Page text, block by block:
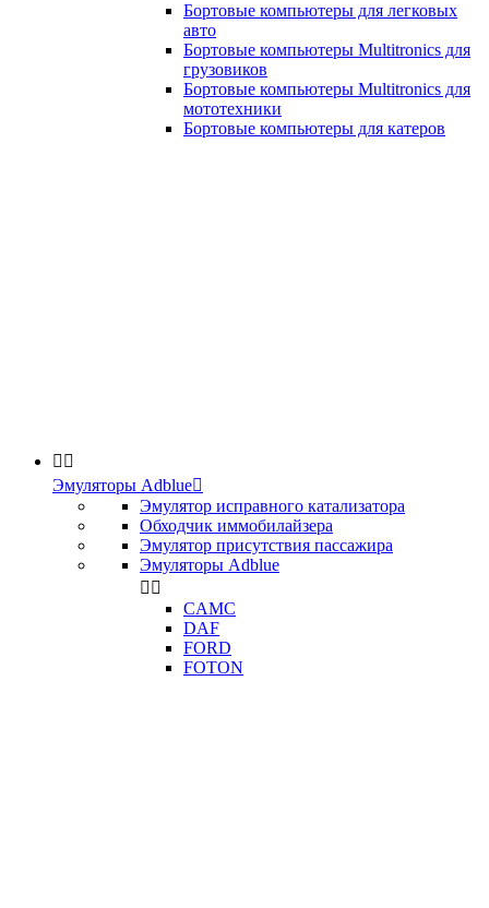
Бортовые компьютеры для легковых
авто
Бортовые компьютеры Multitronics для
грузовиков
Бортовые компьютеры Multitronics для
мототехники
Бортовые компьютеры для катеров
 
Эмуляторы Adblue
Эмулятор исправного катализатора
Обходчик иммобилайзера
Эмулятор присутствия пассажира
Эмуляторы Adblue
 
CAMC
DAF
FORD
FOTON